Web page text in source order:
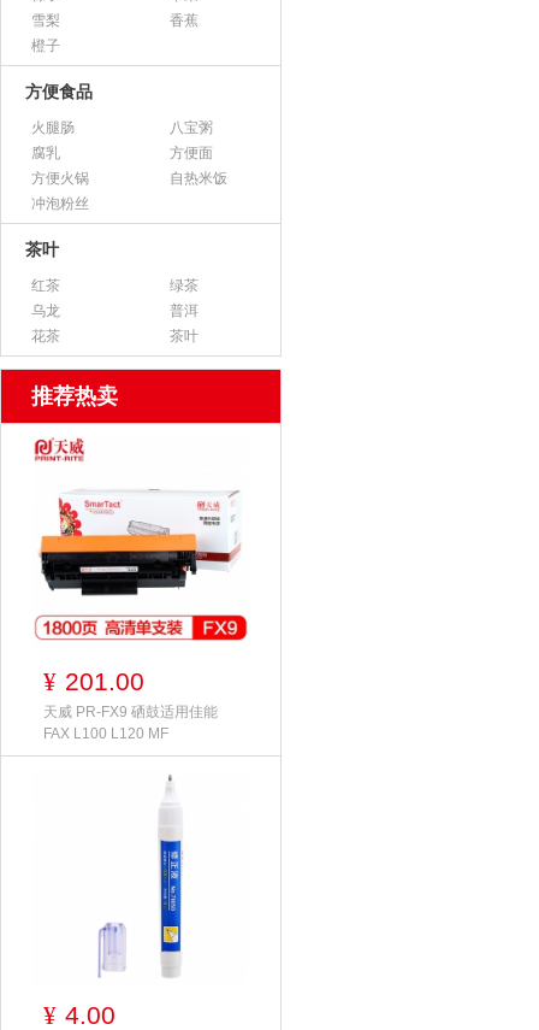
雪梨
香蕉
橙子
方便食品
火腿肠
八宝粥
腐乳
方便面
方便火锅
自热米饭
冲泡粉丝
茶叶
红茶
绿茶
乌龙
普洱
花茶
茶叶
推荐热卖
¥ 201.00
天威 PR-FX9 硒鼓适用佳能
FAX L100 L120 MF
¥ 4.00